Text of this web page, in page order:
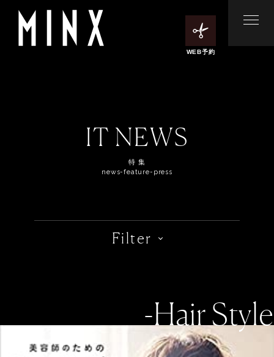
WEB予約
IT NEWS
特 集
news-feature-press
Filter
-Hair Style